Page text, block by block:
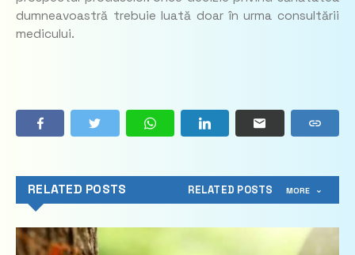
dumneavoastră trebuie luată doar în urma consultării
medicului.
RELATED POSTS RELATED POSTS MORE